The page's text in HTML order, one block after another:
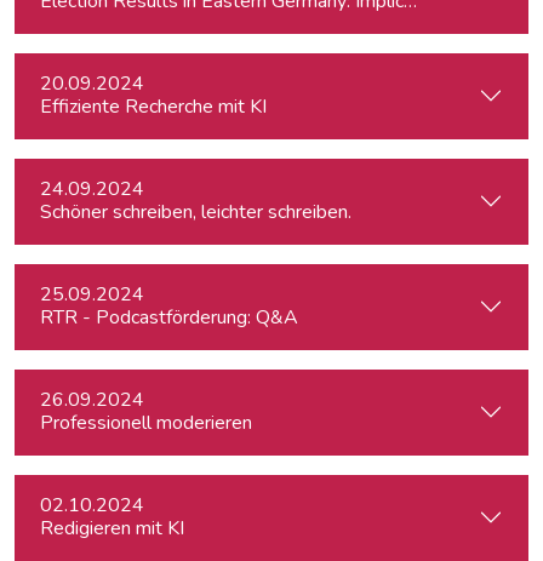
20.09.2024
Effiziente Recherche mit KI
24.09.2024
Schöner schreiben, leichter schreiben.
25.09.2024
RTR - Podcastförderung: Q&A
26.09.2024
Professionell moderieren
02.10.2024
Redigieren mit KI